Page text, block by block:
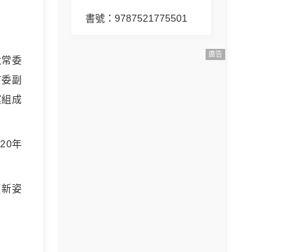
委
副
成
年
姿
書號：9787521775501
廣告